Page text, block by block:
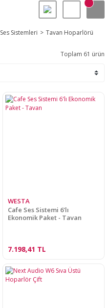
Sistemleri Tavan Hoparlörü
Toplam 61 ürün
WESTA
Cafe Ses Sistemi 6'lı
Ekonomik Paket - Tavan
7.198,41 TL